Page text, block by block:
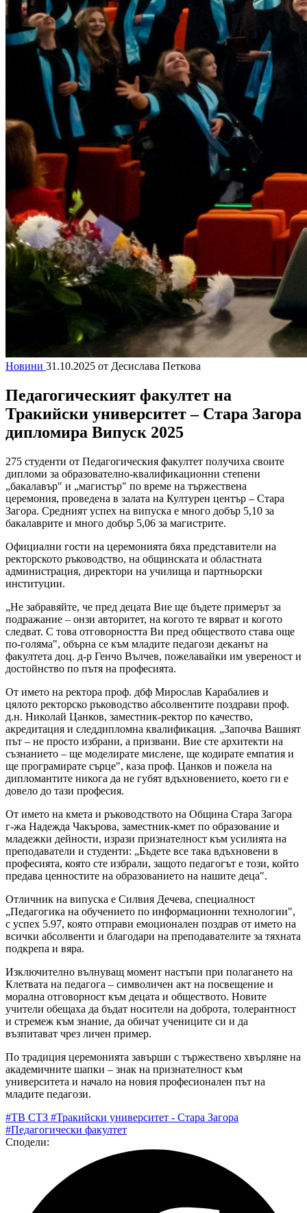
Новини 31.10.2025 от Десислава Петкова
Педагогическият факултет на
Тракийски университет – Стара Загора
дипломира Випуск 2025
275 студенти от Педагогическия факултет получиха своите
дипломи за образователно-квалификационни степени
„бакалавър" и „магистър" по време на тържествена
церемония, проведена в залата на Културен център – Стара
Загора. Средният успех на випуска е много добър 5,10 за
бакалаврите и много добър 5,06 за магистрите.
Официални гости на церемонията бяха представители на
ректорското ръководство, на общинската и областната
администрация, директори на училища и партньорски
институции.
„Не забравяйте, че пред децата Вие ще бъдете примерът за
подражание – онзи авторитет, на когото те вярват и когото
следват. С това отговорността Ви пред обществото става още
по-голяма", обърна се към младите педагози деканът на
факултета доц. д-р Генчо Вълчев, пожелавайки им увереност и
достойнство по пътя на професията.
От името на ректора проф. дбф Мирослав Карабалиев и
цялото ректорско ръководство абсолвентите поздрави проф.
д.н. Николай Цанков, заместник-ректор по качество,
акредитация и следдипломна квалификация. „Започва Вашият
път – не просто избрани, а призвани. Вие сте архитекти на
съзнанието – ще моделирате мислене, ще кодирате емпатия и
ще програмирате сърце", каза проф. Цанков и пожела на
дипломантите никога да не губят вдъхновението, което ги е
довело до тази професия.
От името на кмета и ръководството на Община Стара Загора
г-жа Надежда Чакърова, заместник-кмет по образование и
младежки дейности, изрази признателност към усилията на
преподаватели и студенти: „Бъдете все така вдъхновени в
професията, която сте избрали, защото педагогът е този, който
предава ценностите на образованието на нашите деца".
Отличник на випуска е Силвия Дечева, специалност
„Педагогика на обучението по информационни технологии",
с успех 5.97, която отправи емоционален поздрав от името на
всички абсолвенти и благодари на преподавателите за тяхната
подкрепа и вяра.
Изключително вълнуващ момент настъпи при полагането на
Клетвата на педагога – символичен акт на посвещение и
морална отговорност към децата и обществото. Новите
учители обещаха да бъдат носители на доброта, толерантност
и стремеж към знание, да обичат учениците си и да
възпитават чрез личен пример.
По традиция церемонията завърши с тържествено хвърляне на
академичните шапки – знак на признателност към
университета и начало на новия професионален път на
младите педагози.
#ТВ СТЗ #Тракийски университет - Стара Загора
#Педагогически факултет
Сподели: